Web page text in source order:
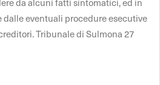
eventuali procedure esecutive
Tribunale di Sulmona 27